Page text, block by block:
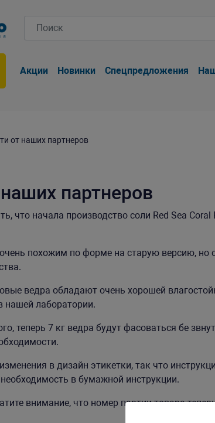
Акции Новинки Спецпредложения
от наших партнеров
партнеров
что начала производство соли Red Sea Coral
похожим по форме на старую версию, но
ведра обладают очень хорошей
нашей лаборатории.
теперь 7 кг ведра будут фасоваться бе
в дизайн этикетки, так что
в бумажной инструкции.
внимание, что номер партии товара